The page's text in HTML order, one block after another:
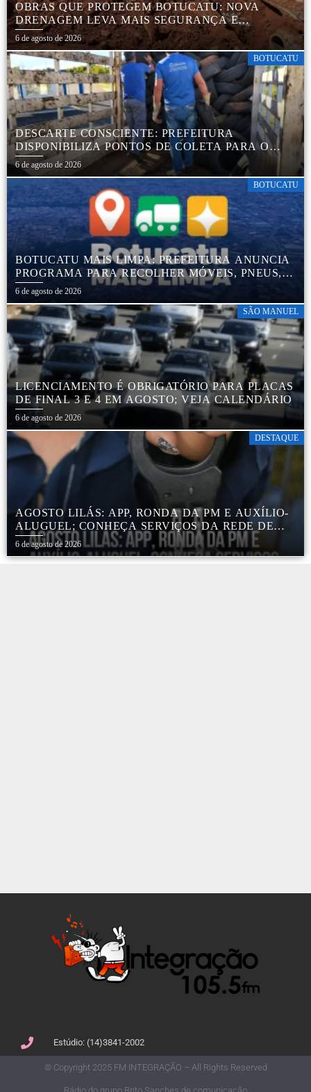
OBRAS QUE PROTEGEM BOTUCATU: NOVA
DRENAGEM LEVA MAIS SEGURANÇA E
TRANQUILIDADE AOS MORADORES DA COHAB
5
6 de agosto de 2026
BOTUCATU
DESCARTE CONSCIENTE: PREFEITURA
DISPONIBILIZA PONTOS DE COLETA PARA O
DESCARTE AMBIENTALMENTE CORRETO DE
PNEUS, GARANTINDO DESTINAÇÃO ADEQUADA
E PRESERVAÇÃO AMBIENTAL
6 de agosto de 2026
BOTUCATU
BOTUCATU MAIS LIMPA: PREFEITURA ANUNCIA
PROGRAMA PARA RECOLHER MÓVEIS, PNEUS,
COLCHÕES E OUTROS MATERIAIS SEM USO
6 de agosto de 2026
SÃO MANUEL
LICENCIAMENTO É OBRIGATÓRIO PARA PLACAS
DE FINAL 3 E 4 EM AGOSTO; VEJA CALENDÁRIO
6 de agosto de 2026
DESTAQUE
AGOSTO LILÁS: APP, RONDA DA PM E AUXÍLIO-
ALUGUEL; CONHEÇA SERVIÇOS DA REDE DE
PROTEÇÃO ÀS MULHERES NO ESTADO DE SP
6 de agosto de 2026
Estúdio: (14)3841-2002
© Copyright 2025 FM INTEGRAÇÃO – All Rights Reserved